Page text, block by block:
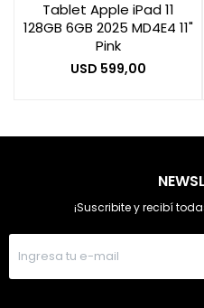
Tablet Apple iPad 11
128GB 6GB 2025 MD4E4 11"
Pink
USD 599,00
¡Suscribite y recibí